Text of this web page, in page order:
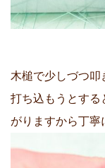
木槌で少しづつ叩
打ち込もうとする
がりますから丁寧